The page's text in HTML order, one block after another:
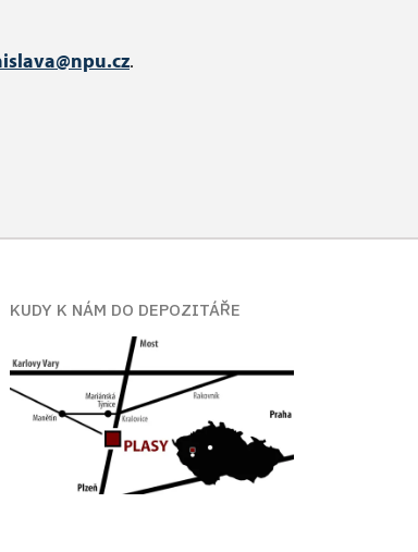
.
KUDY K NÁM DO DEPOZITÁŘE